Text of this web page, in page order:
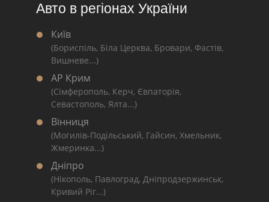
Авто в регіонах України
Київ
(Бориспіль, Біла Церква, Бровари, Фастів,
Вишневе...)
АР Крим
(Сімферополь, Керч, Євпаторія,
Севастополь, Ялта...)
Вінниця
(Могилів-Подільський, Гайсин, Хмельник,
Жмеринка...)
Дніпро
(Нікополь, Павлоград, Дніпродзержинськ,
Кривий Ріг...)